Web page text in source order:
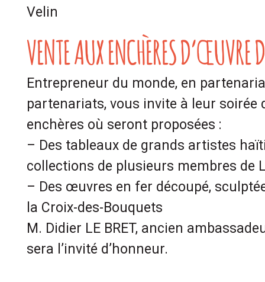
Velin
VENTE AUX ENCHÈRES D’ŒUVRE
Entrepreneur du monde, en
partenariats, vous invite à leur soirée
enchères où seront proposées :
– Des tableaux de grands artistes
collections de plusieurs membres de
– Des œuvres en fer découpé,
la Croix-des-Bouquets
M. Didier LE BRET, ancien
sera l’invité d’honneur.